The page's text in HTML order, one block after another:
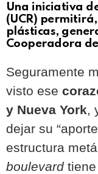
Una iniciativa
(UCR)
plásticas,
Cooperadora
Seguramente
visto ese
y Nueva York,
dejar su
estructura
boulevardtiene